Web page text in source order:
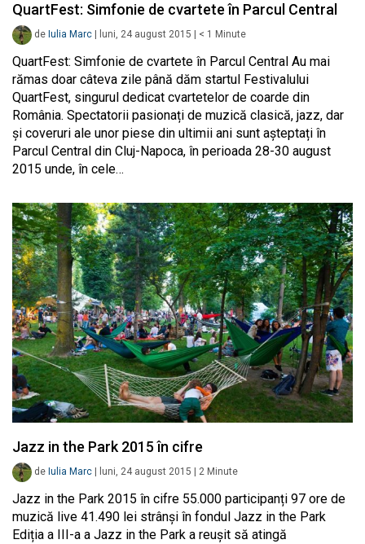
QuartFest: Simfonie de cvartete în Parcul Central
de Iulia Marc luni, 24 august 2015 < 1 Minute
QuartFest: Simfonie de cvartete în Parcul Central Au mai
rămas doar câteva zile până dăm startul Festivalului
QuartFest, singurul dedicat cvartetelor de coarde din
România. Spectatorii pasionați de muzică clasică, jazz, dar
şi coveruri ale unor piese din ultimii ani sunt așteptați în
Parcul Central din Cluj-Napoca, în perioada 28-30 august
2015 unde, în cele…
Jazz in the Park 2015 în cifre
de Iulia Marc luni, 24 august 2015 2 Minute
Jazz in the Park 2015 în cifre 55.000 participanți 97 ore de
muzică live 41.490 lei strânși în fondul Jazz in the Park
Ediția a III-a a Jazz in the Park a reușit să atingă